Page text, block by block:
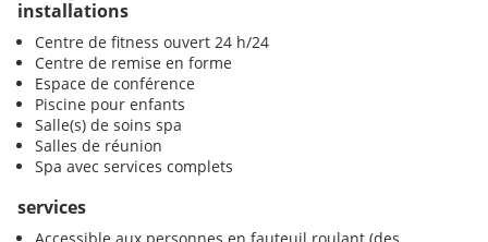
installations
Centre de fitness ouvert 24 h/24
Centre de remise en forme
Espace de conférence
Piscine pour enfants
Salle(s) de soins spa
Salles de réunion
Spa avec services complets
services